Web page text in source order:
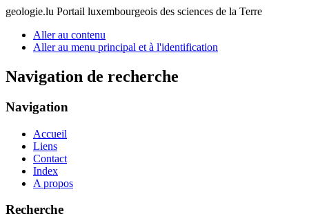
geologie.lu Portail luxembourgeois des sciences de la Terre
Aller au contenu
Aller au menu principal et à l'identification
Navigation de recherche
Navigation
Accueil
Liens
Contact
Index
A propos
Recherche